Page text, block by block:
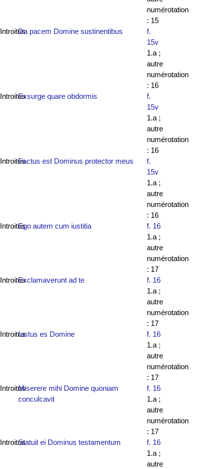
numérotation
: 15
IntroitusDa pacem Domine sustinentibus
f.
15v
1.a ;
autre
numérotation
: 16
IntroitusExsurge quare obdormis
f.
15v
1.a ;
autre
numérotation
: 16
IntroitusFactus est Dominus protector meus
f.
15v
1.a ;
autre
numérotation
: 16
IntroitusEgo autem cum iustitia
f. 16
1.a ;
autre
numérotation
: 17
IntroitusExclamaverunt ad te
f. 16
1.a ;
autre
numérotation
: 17
IntroitusIustus es Domine
f. 16
1.a ;
autre
numérotation
: 17
IntroitusMiserere mihi Domine quoniam
conculcavit
f. 16
1.a ;
autre
numérotation
: 17
IntroitusStatuit ei Dominus testamentum
f. 16
1.a ;
autre